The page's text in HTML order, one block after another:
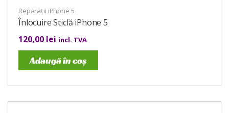
Reparații iPhone 5
Înlocuire Sticlă iPhone 5
120,00 lei incl. TVA
Adaugă în coș